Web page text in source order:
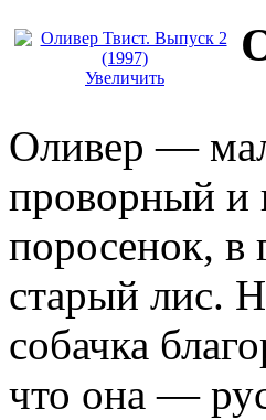
Увеличить
Оливер —
проворный и
поросенок, в
старый лис.
собачка
что она —